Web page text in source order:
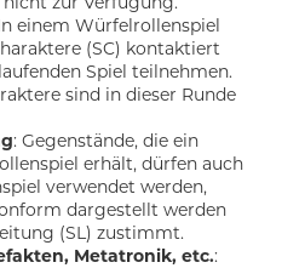
einem Würfelrollenspiel
(SC) kontaktiert
Spiel teilnehmen.
sind in dieser Runde
: Gegenstände, die ein
erhält, dürfen auch
verwendet werden,
dargestellt werden
(SL) zustimmt.
Metatronik, etc.: